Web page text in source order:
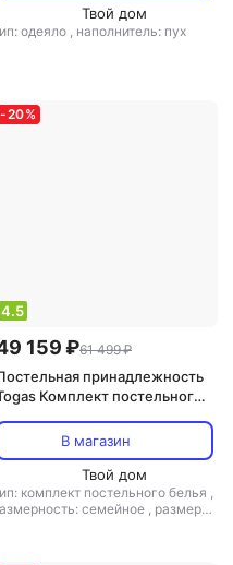
Твой дом
одеяло , наполнитель: пух
-20%
4.5
159 ₽61 499 ₽
принадлежность
Комплект постельного
2/260х270/50х70-2, 5пр
В магазин
Твой дом
комплект постельного белья ,
семейное , размер